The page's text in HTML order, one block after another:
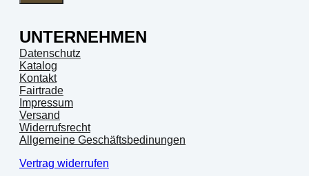
UNTERNEHMEN
Datenschutz
Katalog
Kontakt
Fairtrade
Impressum
Versand
Widerrufsrecht
Allgemeine Geschäftsbedinungen
Vertrag widerrufen